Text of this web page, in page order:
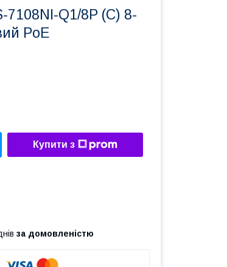
7108NI-Q1/8P (C) 8-
PoE
Купити з
за домовленістю